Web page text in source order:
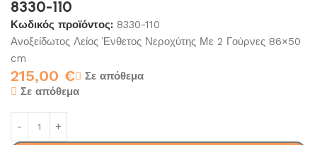
8330-110
Κωδικός προϊόντος: 8330-110
Ανοξείδωτος Λείος Ένθετος Νεροχύτης Με 2 Γούρνες 86×50
cm
215,00 €
Σε απόθεμα
Σε απόθεμα